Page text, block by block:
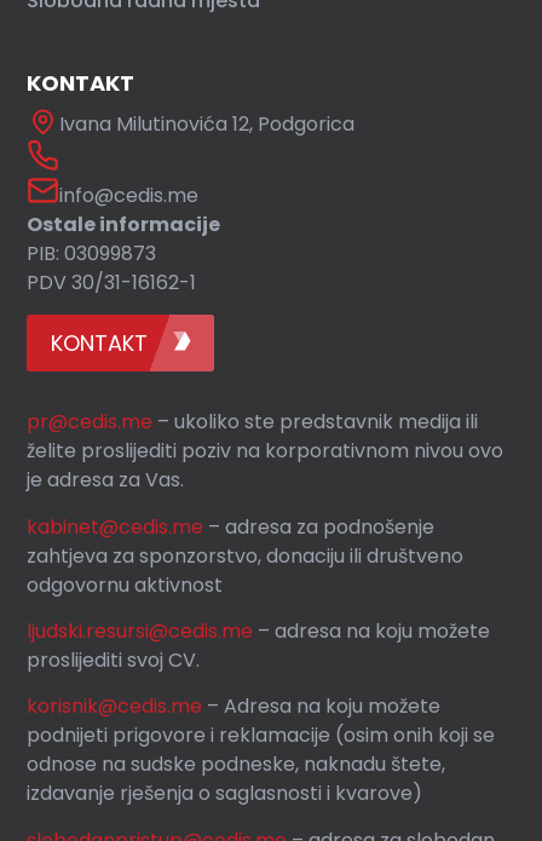
KONTAKT
Ivana Milutinovića 12, Podgorica
info@cedis.me
Ostale informacije
PIB: 03099873
PDV 30/31-16162-1
KONTAKT
pr@cedis.me – ukoliko ste predstavnik medija ili
želite proslijediti poziv na korporativnom nivou ovo
je adresa za Vas.
kabinet@cedis.me –adresa za podnošenje
zahtjeva za sponzorstvo, donaciju ili društveno
odgovornu aktivnost
ljudski.resursi@cedis.me – adresa na koju možete
proslijediti svoj CV.
korisnik@cedis.me – Adresa na koju možete
podnijeti prigovore i reklamacije (osim onih koji se
odnose na sudske podneske, naknadu štete,
izdavanje rješenja o saglasnosti i kvarove)